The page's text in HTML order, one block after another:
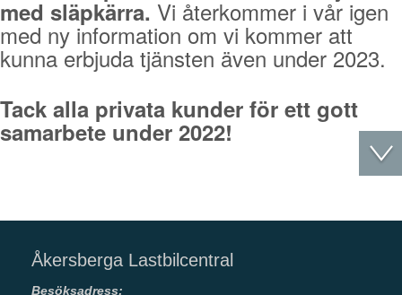
med släpkärra. Vi återkommer i vår igen
med ny information om vi kommer att
kunna erbjuda tjänsten även under 2023.
Tack alla privata kunder för ett gott
samarbete under 2022!
Åkersberga Lastbilcentral
Besöksadress: